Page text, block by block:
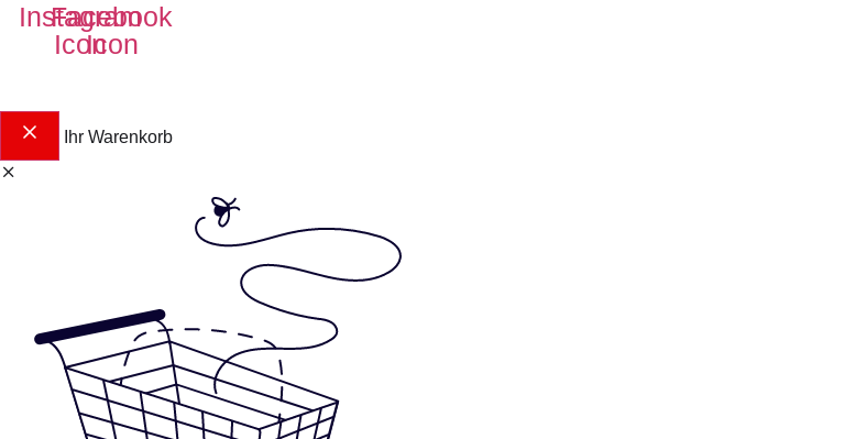
Instagram
Icon
Facebook
Icon
Ihr Warenkorb